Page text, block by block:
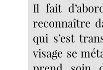
Il fait
reconnaître
qui s’est
visage se